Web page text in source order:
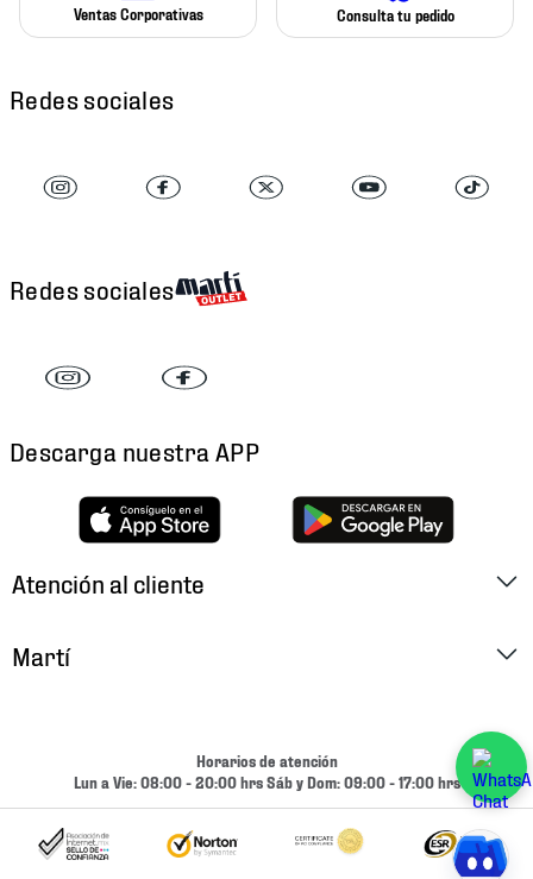
Ventas Corporativas Consulta tu pedido
Redes sociales
Redes sociales
Descarga nuestra APP
Atención al cliente
Cambios y Devoluciones
Contacto
Martí
Términos y Condiciones
Horarios de atención
Lun a Vie: 08:00 - 20:00 hrs Sáb y Dom: 09:00 - 17:00 hrs